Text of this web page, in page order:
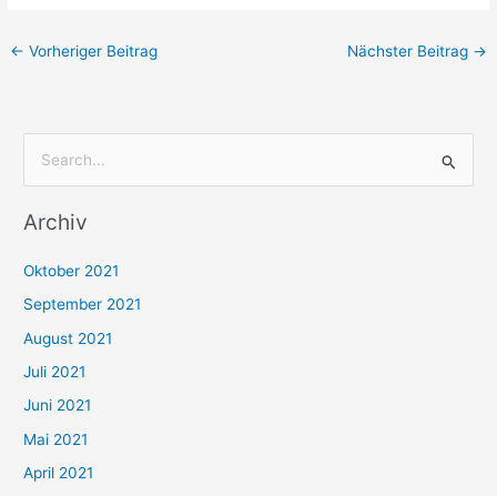
← Vorheriger Beitrag Nächster Beitrag →
c
n
n
a
c
h
:
Archiv
Oktober 2021
September 2021
August 2021
Juli 2021
Juni 2021
Mai 2021
April 2021